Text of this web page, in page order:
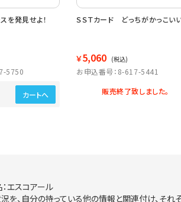
を発見せよ！
5750
カートへ
ＳＳＴカード どっちがかっこい
￥5,060 (税込)
お申込番号：8-617-5441
販売終了致しました。
エスコアール
を、自分の持っている他の情報と関連付け、それ